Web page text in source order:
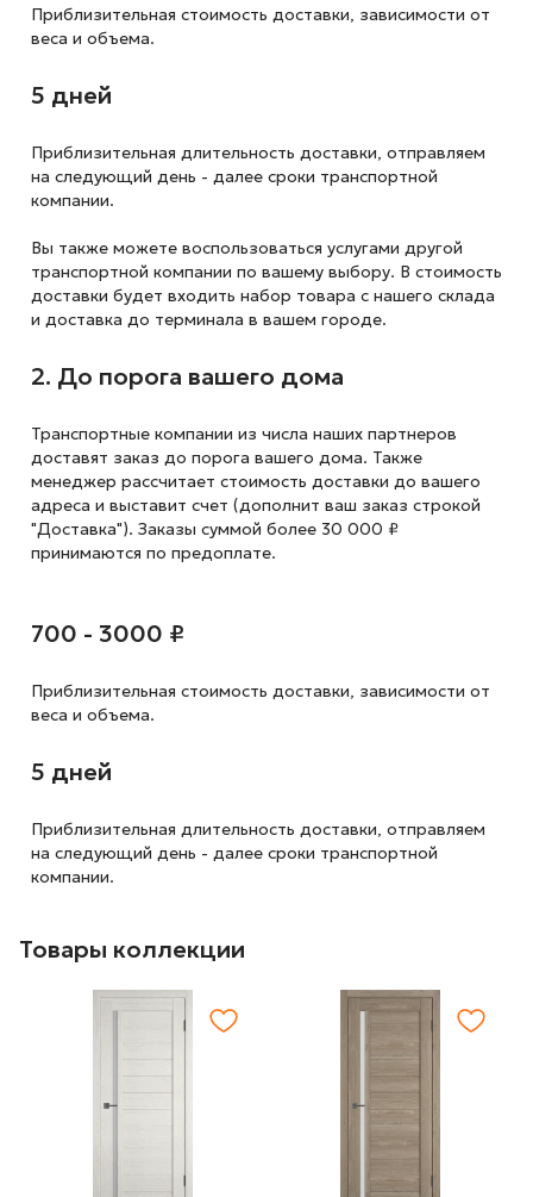
Приблизительная стоимость доставки, зависимости от
веса и объема.
5 дней
Приблизительная длительность доставки, отправляем
на следующий день - далее сроки транспортной
компании.
Вы также можете воспользоваться услугами другой
транспортной компании по вашему выбору. В стоимость
доставки будет входить набор товара с нашего склада
и доставка до терминала в вашем городе.
2. До порога вашего дома
Транспортные компании из числа наших партнеров
доставят заказ до порога вашего дома. Также
менеджер рассчитает стоимость доставки до вашего
адреса и выставит счет (дополнит ваш заказ строкой
"Доставка"). Заказы суммой более 30 000 ₽
принимаются по предоплате.
700 - 3000 ₽
Приблизительная стоимость доставки, зависимости от
веса и объема.
5 дней
Приблизительная длительность доставки, отправляем
на следующий день - далее сроки транспортной
компании.
Товары коллекции